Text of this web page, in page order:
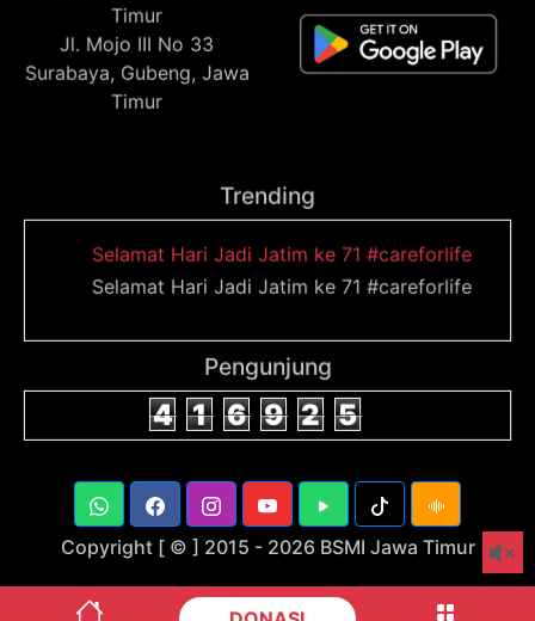
Timur
Jl. Mojo III No 33
Surabaya, Gubeng, Jawa
Timur
Trending
Selamat Hari Jadi Jatim ke 71 #careforlife
Selamat Hari Jadi Jatim ke 71 #careforlife
Pengunjung
4 1 6 9 2 5
Copyright [ © ] 2015 - 2026 BSMI Jawa Timur